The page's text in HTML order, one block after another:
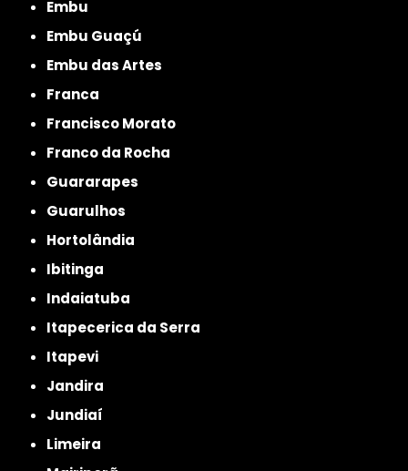
Embu
Embu Guaçú
Embu das Artes
Franca
Francisco Morato
Franco da Rocha
Guararapes
Guarulhos
Hortolândia
Ibitinga
Indaiatuba
Itapecerica da Serra
Itapevi
Jandira
Jundiaí
Limeira